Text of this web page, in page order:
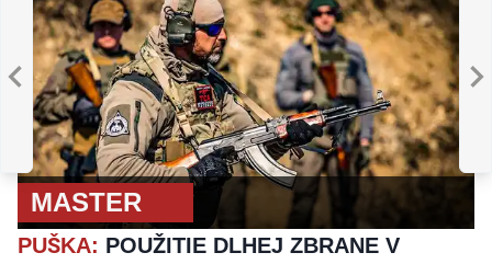
BASIC
PUŠKA: ZÁKLADY
STREĽBY S NVG
MASTER
PUŠKA: POUŽITIE DLHEJ ZBRANE V